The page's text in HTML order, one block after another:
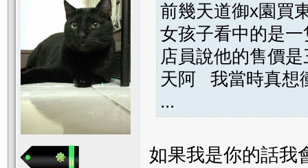
前幾天道御x園買
女孩子看中的是
店員說他的售價
天阿 我當時真想
...
如果我是你的話我